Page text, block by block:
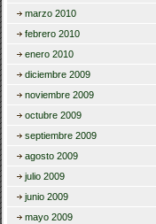
marzo 2010
febrero 2010
enero 2010
diciembre 2009
noviembre 2009
octubre 2009
septiembre 2009
agosto 2009
julio 2009
junio 2009
mayo 2009